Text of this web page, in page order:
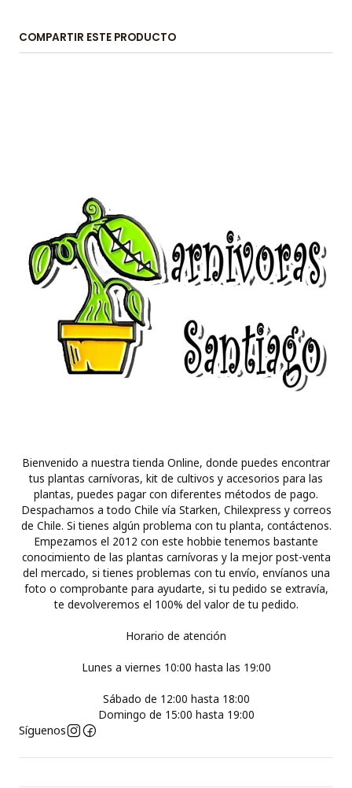
COMPARTIR ESTE PRODUCTO
Bienvenido a nuestra tienda Online, donde puedes encontrar
tus plantas carnívoras, kit de cultivos y accesorios para las
plantas, puedes pagar con diferentes métodos de pago.
Despachamos a todo Chile vía Starken, Chilexpress y correos
de Chile. Si tienes algún problema con tu planta, contáctenos.
Empezamos el 2012 con este hobbie tenemos bastante
conocimiento de las plantas carnívoras y la mejor post-venta
del mercado, si tienes problemas con tu envío, envíanos una
foto o comprobante para ayudarte, si tu pedido se extravía,
te devolveremos el 100% del valor de tu pedido.
Horario de atención
Lunes a viernes 10:00 hasta las 19:00
Sábado de 12:00 hasta 18:00
Domingo de 15:00 hasta 19:00
Síguenos